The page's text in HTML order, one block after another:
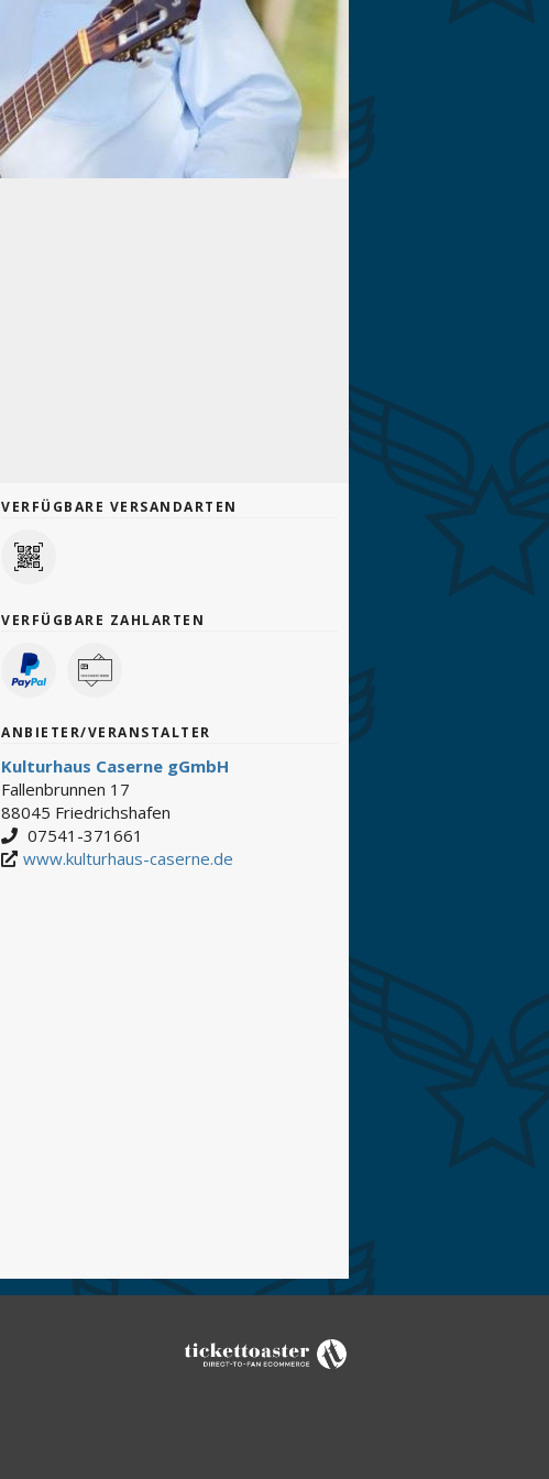
VERFÜGBARE VERSANDARTEN
VERFÜGBARE ZAHLARTEN
ANBIETER/VERANSTALTER
Kulturhaus Caserne gGmbH
Fallenbrunnen 17
88045 Friedrichshafen
07541-371661
www.kulturhaus-caserne.de